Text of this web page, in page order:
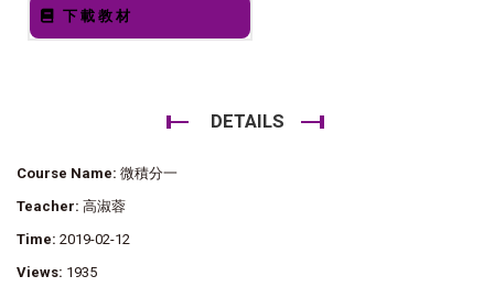
下載教材
DETAILS
Course Name: 微積分一
Teacher: 高淑蓉
Time: 2019-02-12
Views: 1935